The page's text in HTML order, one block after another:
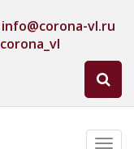
info@corona-vl.ru
corona_vl